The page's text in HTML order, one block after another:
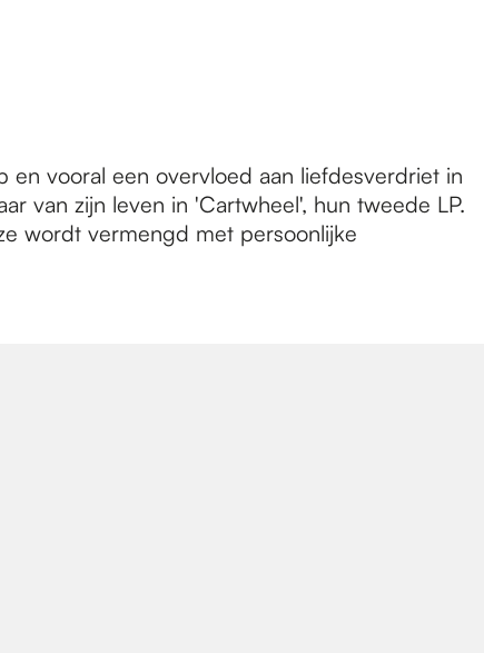
vooral een overvloed aan liefdesverdriet in
van zijn leven in 'Cartwheel', hun tweede LP.
wordt vermengd met persoonlijke